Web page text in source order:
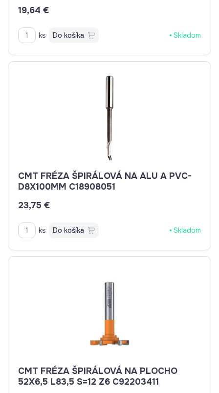
19,64 €
ks Do košíka Skladom
CMT FRÉZA ŠPIRÁLOVÁ NA ALU A PVC-
D8X100MM C18908051
23,75 €
ks Do košíka Skladom
CMT FRÉZA ŠPIRÁLOVÁ NA PLOCHO
52X6,5 L83,5 S=12 Z6 C92203411